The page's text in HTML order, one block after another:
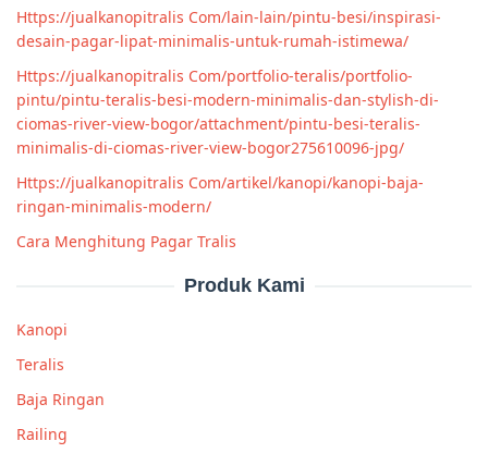
Https://jualkanopitralis Com/lain-lain/pintu-besi/inspirasi-
desain-pagar-lipat-minimalis-untuk-rumah-istimewa/
Https://jualkanopitralis Com/portfolio-teralis/portfolio-
pintu/pintu-teralis-besi-modern-minimalis-dan-stylish-di-
ciomas-river-view-bogor/attachment/pintu-besi-teralis-
minimalis-di-ciomas-river-view-bogor275610096-jpg/
Https://jualkanopitralis Com/artikel/kanopi/kanopi-baja-
ringan-minimalis-modern/
Cara Menghitung Pagar Tralis
Produk Kami
Kanopi
Teralis
Baja Ringan
Railing